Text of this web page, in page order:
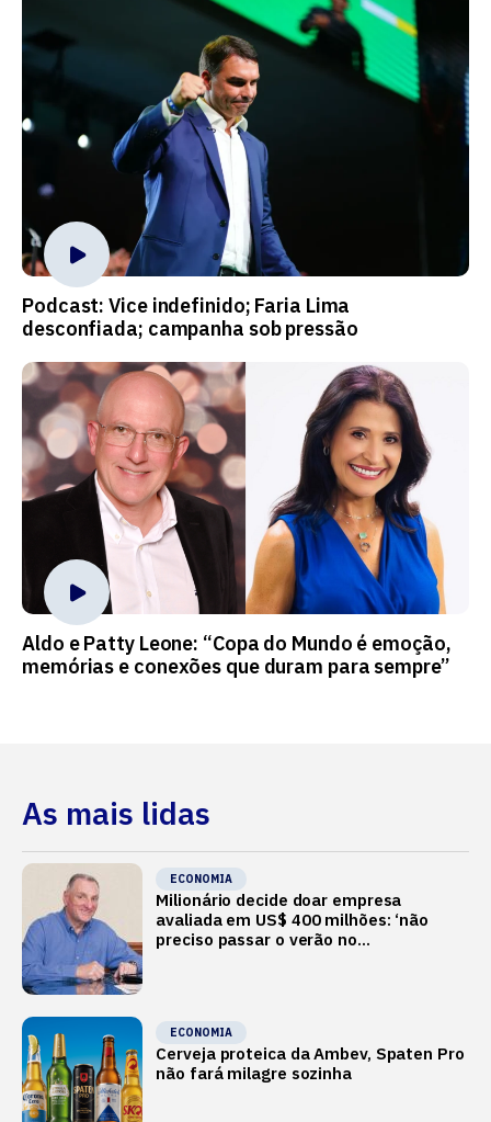
Podcast: Vice indefinido; Faria Lima
desconfiada; campanha sob pressão
Aldo e Patty Leone: “Copa do Mundo é emoção,
memórias e conexões que duram para sempre”
As mais lidas
ECONOMIA
Milionário decide doar empresa
avaliada em US$ 400 milhões: ‘não
preciso passar o verão no
ECONOMIA
Cerveja proteica da Ambev, Spaten Pro
não fará milagre sozinha